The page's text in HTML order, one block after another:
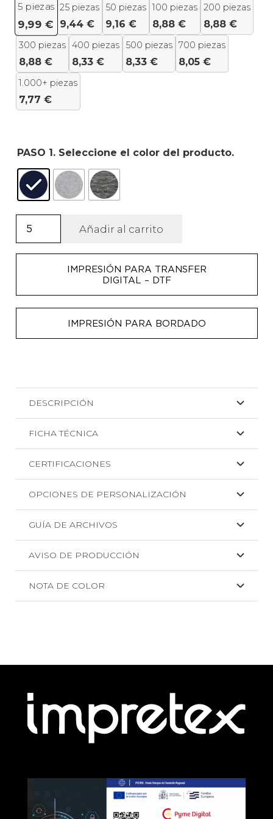
5 piezas
9,99 €
25 piezas
9,44 €
50 piezas
9,16 €
100 piezas
8,88 €
200 piezas
8,88 €
300 piezas
8,88 €
400 piezas
8,33 €
500 piezas
8,33 €
700 piezas
8,05 €
1.000+ piezas
7,77 €
PASO 1. Seleccione el color del producto.
Mochila
portátil
jaspeado
Añadir al carrito
IMPRESIÓN PARA TRANSFER
DIGITAL – DTF
IMPRESIÓN PARA BORDADO
DESCRIPCIÓN
FICHA TÉCNICA
CERTIFICACIONES
OPCIONES DE PERSONALIZACIÓN
GUÍA DE ARCHIVOS
AVISO DE PRODUCCIÓN
NOTA DE COLOR